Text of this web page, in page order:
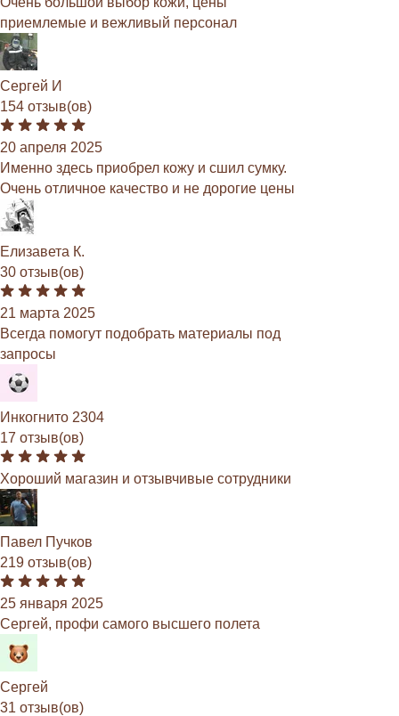
приемлемые и вежливый персонал
Сергей И
154 отзыв(ов)
20 апреля 2025
Именно здесь приобрел кожу и сшил сумку.
Очень отличное качество и не дорогие цены
Елизавета К.
30 отзыв(ов)
21 марта 2025
Всегда помогут подобрать материалы под
запросы
Инкогнито 2304
17 отзыв(ов)
Хороший магазин и отзывчивые сотрудники
Павел Пучков
219 отзыв(ов)
25 января 2025
Сергей, профи самого высшего полета
Сергей
31 отзыв(ов)